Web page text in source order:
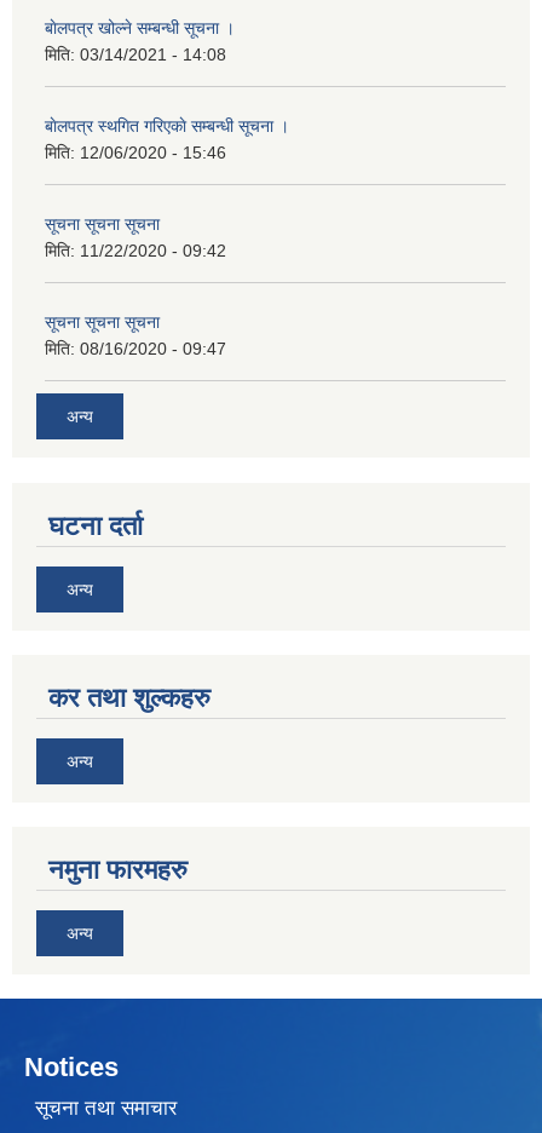
बाेलपत्र खोल्ने सम्बन्धी सूचना ।
मिति: 03/14/2021 - 14:08
बाेलपत्र स्थगित गरिएकाे सम्बन्धी सूचना ।
मिति: 12/06/2020 - 15:46
सूचना सूचना सूचना
मिति: 11/22/2020 - 09:42
सूचना सूचना सूचना
मिति: 08/16/2020 - 09:47
अन्य
घटना दर्ता
अन्य
कर तथा शुल्कहरु
अन्य
नमुना फारमहरु
अन्य
Notices
सूचना तथा समाचार